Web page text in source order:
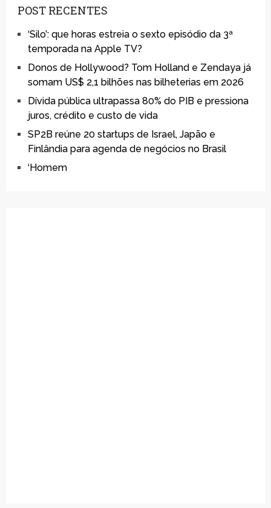
POST RECENTES
‘Silo’: que horas estreia o sexto episódio da 3ª
temporada na Apple TV?
Donos de Hollywood? Tom Holland e Zendaya já
somam US$ 2,1 bilhões nas bilheterias em 2026
Dívida pública ultrapassa 80% do PIB e pressiona
juros, crédito e custo de vida
SP2B reúne 20 startups de Israel, Japão e
Finlândia para agenda de negócios no Brasil
‘Homem